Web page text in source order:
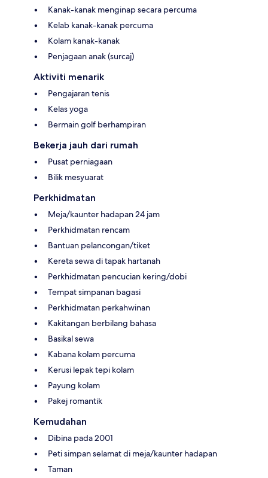
Kanak-kanak menginap secara percuma
Kelab kanak-kanak percuma
Kolam kanak-kanak
Penjagaan anak (surcaj)
Aktiviti menarik
Pengajaran tenis
Kelas yoga
Bermain golf berhampiran
Bekerja jauh dari rumah
Pusat perniagaan
Bilik mesyuarat
Perkhidmatan
Meja/kaunter hadapan 24 jam
Perkhidmatan rencam
Bantuan pelancongan/tiket
Kereta sewa di tapak hartanah
Perkhidmatan pencucian kering/dobi
Tempat simpanan bagasi
Perkhidmatan perkahwinan
Kakitangan berbilang bahasa
Basikal sewa
Kabana kolam percuma
Kerusi lepak tepi kolam
Payung kolam
Pakej romantik
Kemudahan
Dibina pada 2001
Peti simpan selamat di meja/kaunter hadapan
Taman